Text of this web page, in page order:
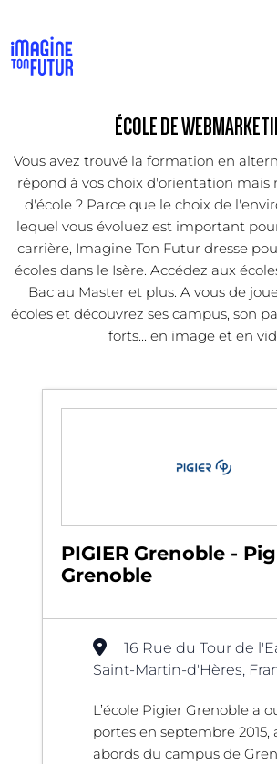
ÉCOLE DE
Vous avez trouvé la formation en
répond à vos choix d'orientation mais
d'école ? Parce que le choix de
lequel vous évoluez est important
carrière, Imagine Ton Futur dresse
écoles dans le Isère. Accédez aux
Bac au Master et plus. A vous de
écoles et découvrez ses campus, son
forts... en image et en
PIGIER Grenoble -
Grenoble
16 Rue du Tour de
Saint-Martin-d'Hères,
L’école Pigier Grenoble a
portes en septembre 2015,
abords du campus de